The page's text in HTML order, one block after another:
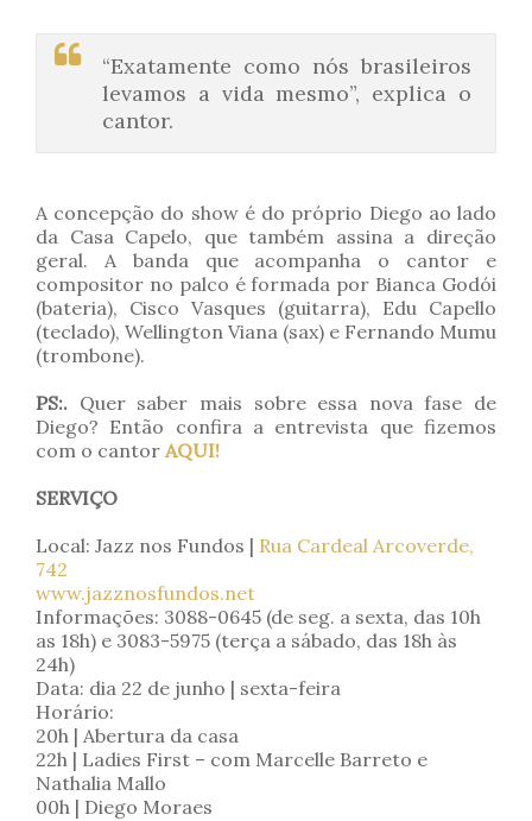
“Exatamente como nós brasileiros
levamos a vida mesmo”, explica o
cantor.
A concepção do show é do próprio Diego ao lado
da Casa Capelo, que também assina a direção
geral. A banda que acompanha o cantor e
compositor no palco é formada por Bianca Godói
(bateria), Cisco Vasques (guitarra), Edu Capello
(teclado), Wellington Viana (sax) e Fernando Mumu
(trombone).
PS:. Quer saber mais sobre essa nova fase de
Diego? Então confira a entrevista que fizemos
com o cantor AQUI!
SERVIÇO
Local: Jazz nos Fundos | Rua Cardeal Arcoverde,
742
www.jazznosfundos.net
Informações: 3088-0645 (de seg. a sexta, das 10h
as 18h) e 3083-5975 (terça a sábado, das 18h às
24h)
Data: dia 22 de junho | sexta-feira
Horário:
20h | Abertura da casa
22h | Ladies First – com Marcelle Barreto e
Nathalia Mallo
00h | Diego Moraes